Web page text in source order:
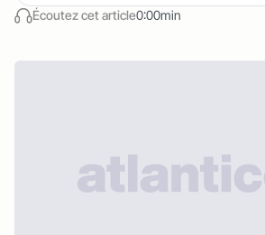
Écoutez cet article0:00min